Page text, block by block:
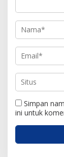
Simpan
ini untuk